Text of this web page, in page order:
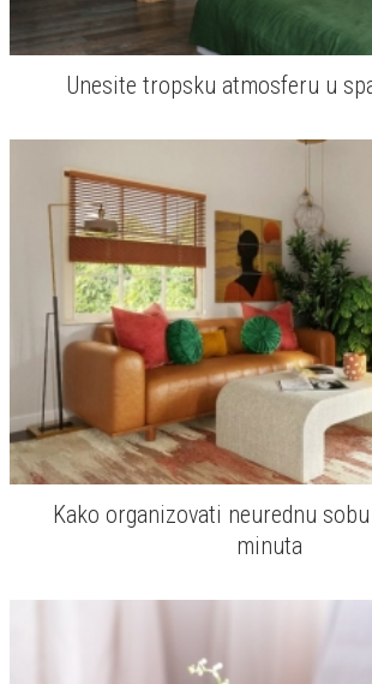
Unesite tropsku atmosferu u
Kako organizovati neurednu
minuta